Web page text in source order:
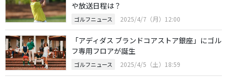
や放送日程は？
ゴルフニュース 2025/4/7（月）12:00
「アディダス ブランドコアストア銀座」にゴル
フ専用フロアが誕生
ゴルフニュース 2025/4/5（土）18:59